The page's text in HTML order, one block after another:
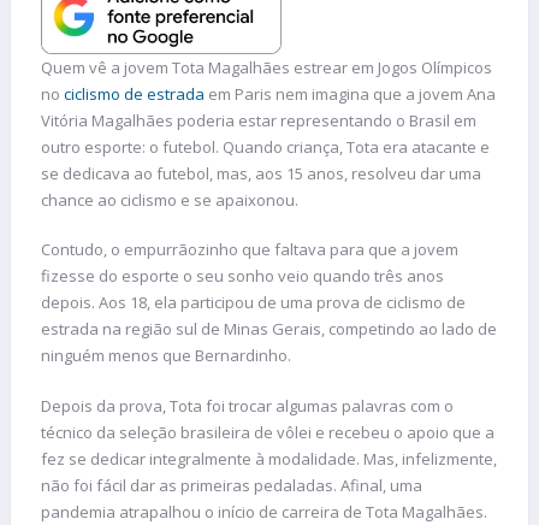
Quem vê a jovem Tota Magalhães estrear em Jogos Olímpicos
no ciclismo de estrada em Paris nem imagina que a jovem Ana
Vitória Magalhães poderia estar representando o Brasil em
outro esporte: o futebol. Quando criança, Tota era atacante e
se dedicava ao futebol, mas, aos 15 anos, resolveu dar uma
chance ao ciclismo e se apaixonou.
Contudo, o empurrãozinho que faltava para que a jovem
fizesse do esporte o seu sonho veio quando três anos
depois. Aos 18, ela participou de uma prova de ciclismo de
estrada na região sul de Minas Gerais, competindo ao lado de
ninguém menos que Bernardinho.
Depois da prova, Tota foi trocar algumas palavras com o
técnico da seleção brasileira de vôlei e recebeu o apoio que a
fez se dedicar integralmente à modalidade. Mas, infelizmente,
não foi fácil dar as primeiras pedaladas. Afinal, uma
pandemia atrapalhou o início de carreira de Tota Magalhães.